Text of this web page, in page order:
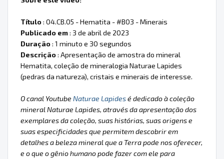
Título: 04.CB.05 - Hematita - #B03 - Minerais
Publicado em: 3 de abril de 2023
Duração: 1 minuto e 30 segundos
Descrição: Apresentação de amostra do mineral
Hematita, coleção de mineralogia Naturae Lapides
(pedras da natureza), cristais e minerais de interesse.
O canal Youtube Naturae Lapidesé dedicado à coleção
mineral Naturae Lapides, através da apresentação dos
exemplares da coleção, suas histórias, suas origens e
suas especificidades que permitem descobrir em
detalhes a beleza mineral que a Terra pode nos oferecer,
e o que o gênio humano pode fazer com ele para